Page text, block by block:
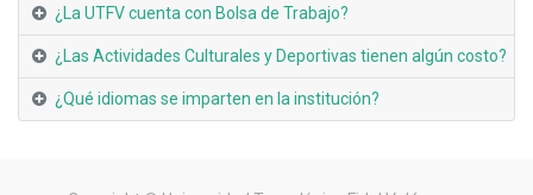
¿La UTFV cuenta con Bolsa de Trabajo?
¿Las Actividades Culturales y Deportivas tienen algún costo?
¿Qué idiomas se imparten en la institución?